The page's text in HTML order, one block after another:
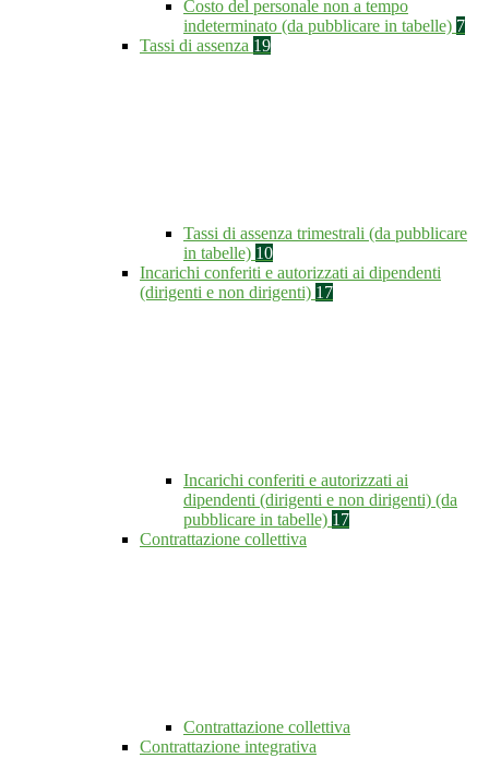
Costo del personale non a tempo
indeterminato (da pubblicare in tabelle) 7
Tassi di assenza 19
Tassi di assenza trimestrali (da pubblicare
in tabelle) 10
Incarichi conferiti e autorizzati ai dipendenti
(dirigenti e non dirigenti) 17
Incarichi conferiti e autorizzati ai
dipendenti (dirigenti e non dirigenti) (da
pubblicare in tabelle) 17
Contrattazione collettiva
Contrattazione collettiva
Contrattazione integrativa